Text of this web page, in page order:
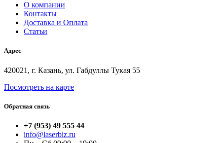
О компании
Контакты
Доставка и Оплата
Статьи
Адрес
420021, г. Казань, ул. Габдуллы Тукая 55
Посмотреть на карте
Обратная связь
+7 (953) 49 555 44
info@laserbiz.ru